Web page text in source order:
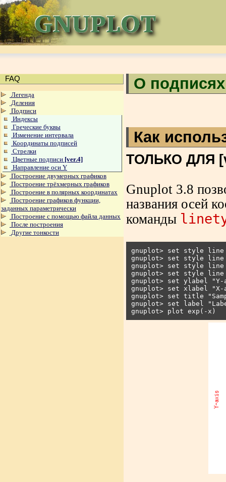
FAQ
Легенда
Деления
Подписи
Индексы
Греческие буквы
Изменение интервала
Координаты подписей
Стрелки
Цветные подписи [ver.4]
Направление оси Y
Построение двумерных графиков
Построение трёхмерных графиков
Построение в полярных координатах
Построение графиков функции,
заданных параметрически
Построение с помощью файла данных
После построения
Другие тонкости
О
Как
ТОЛЬКО ДЛЯ
Gnuplot 3.8
названия осей
команды
gnuplot> set style
gnuplot> set style
gnuplot> set style
gnuplot> set style
gnuplot> set ylabel
gnuplot> set xlabel
gnuplot> set title
gnuplot> set label